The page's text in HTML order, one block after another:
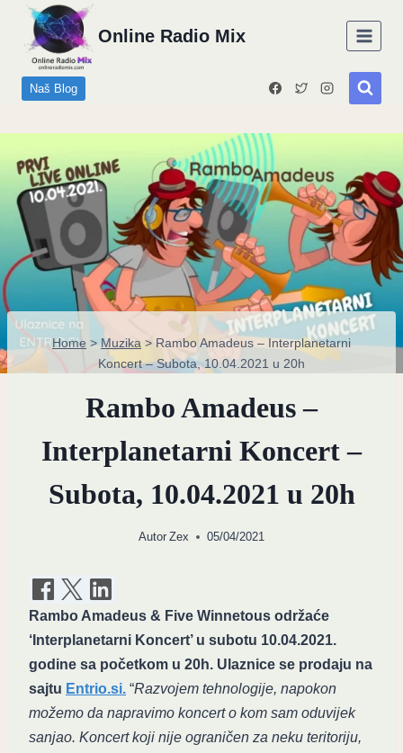
content
Online Radio Mix
Naš Blog
Home >Muzika> Rambo Amadeus – Interplanetarni
Koncert – Subota, 10.04.2021 u 20h
Rambo Amadeus –
Interplanetarni Koncert –
Subota, 10.04.2021 u 20h
Autor Zex 05/04/2021
Rambo Amadeus & Five Winnetous održaće
‘Interplanetarni Koncert’ u subotu 10.04.2021.
godine sa početkom u 20h. Ulaznice se prodaju na
sajtu Entrio.si. “Razvojem tehnologije, napokon
možemo da napravimo koncert o kom sam oduvijek
sanjao. Koncert koji nije ograničen za neku teritoriju,